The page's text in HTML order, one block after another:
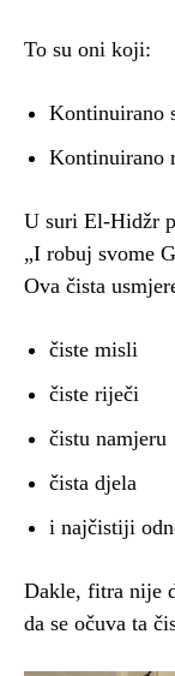
To su oni koji:
Kontinuirano
Kontinuirano
U suri El-Hidžr
„I robuj svome
Ova čista
čiste misli
čiste riječi
čistu namjeru
čista djela
i najčistiji
Dakle, fitra nije
da se očuva ta